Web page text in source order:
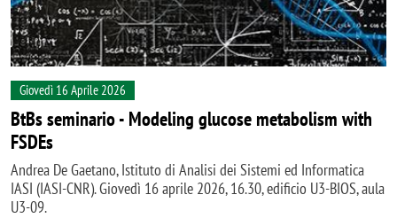
Giovedì 16 Aprile 2026
BtBs seminario - Modeling glucose metabolism with
FSDEs
Andrea De Gaetano, Istituto di Analisi dei Sistemi ed Informatica
IASI (IASI-CNR). Giovedì 16 aprile 2026, 16.30, edificio U3-BIOS, aula
U3-09.